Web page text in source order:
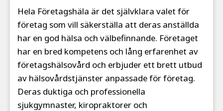
Hela Företagshäla är det självklara valet för
företag som vill säkerställa att deras anställda
har en god hälsa och välbefinnande. Företaget
har en bred kompetens och lång erfarenhet av
företagshälsovård och erbjuder ett brett utbud
av hälsovårdstjänster anpassade för företag.
Deras duktiga och professionella
sjukgymnaster, kiropraktorer och